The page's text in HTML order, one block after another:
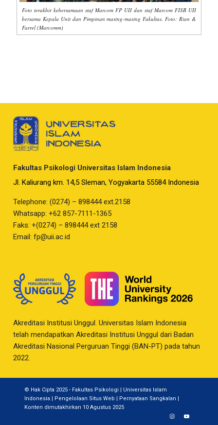
Foto terakhir kebersamaan staf Marcom FP UII dan staf Marcom FISB UII
bersama Kepala Unit dan Pimpinan masing-masing Fakultas. Foto: Rian &
Farrel (Marcomm)
Fakultas Psikologi Universitas Islam Indonesia
Jl. Kaliurang km. 14,5 Sleman, Yogyakarta 55584 Indonesia
Telephone: (0274) – 898444 ext.2158
Whatsapp: +62 857-7111-1365
Faks: +(0274) – 898444 ext 2158
Email: fp@uii.ac.id
Akreditasi Institusi Unggul. Universitas Islam Indonesia
telah mendapatkan Akreditasi Institusi Unggul dari Badan
Akreditasi Nasional Perguruan Tinggi (BAN-PT) pada tahun
2022.
© Hak Cipta 2025 - Fakultas Psikologi | Universitas Islam
Indonesia |
Pengelolaan Situs Web Pernyataan Sangkalan
Konten dimutakhirkan 10 Agustus 2025